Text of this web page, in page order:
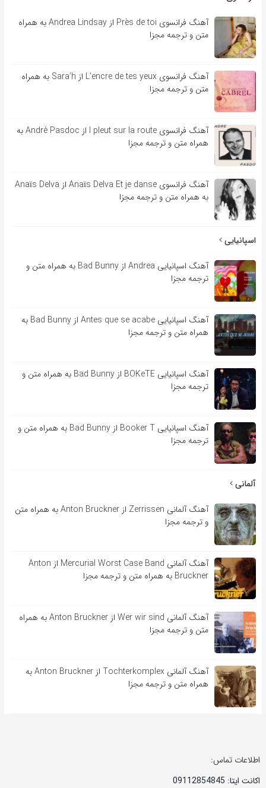
آهنگ فرانسوی Près de toi از Andrea Lindsay به همراه
متن و ترجمه مجزا
آهنگ فرانسوی L’encre de tes yeux از Sara’h به همراه
متن و ترجمه مجزا
آهنگ فرانسوی l pleut sur la route از André Pasdoc به
همراه متن و ترجمه مجزا
آهنگ فرانسوی Anaïs Delva Et je danse از Anaïs Delva
به همراه متن و ترجمه مجزا
اسپانیایی
آهنگ اسپانیایی Andrea از Bad Bunny به همراه متن و
ترجمه مجزا
آهنگ اسپانیایی Antes que se acabe از Bad Bunny به
همراه متن و ترجمه مجزا
آهنگ اسپانیایی BOKeTE از Bad Bunny به همراه متن و
ترجمه مجزا
آهنگ اسپانیایی Booker T از Bad Bunny به همراه متن و
ترجمه مجزا
آلمانی
آهنگ آلمانی Zerrissen از Anton Bruckner به همراه متن
و ترجمه مجزا
آهنگ آلمانی Mercurial Worst Case Band از Anton
Bruckner به همراه متن و ترجمه مجزا
آهنگ آلمانی Wer wir sind از Anton Bruckner به همراه
متن و ترجمه مجزا
آهنگ آلمانی Tochterkomplex از Anton Bruckner به
همراه متن و ترجمه مجزا
اطلاعات تماس:
اکانت ایتا: 09112854845